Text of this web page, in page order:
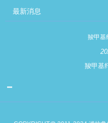
最新消息
羧甲基
羧甲基